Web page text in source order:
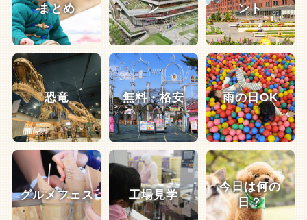
まとめ
ン
ント
恐竜 無料・格安 雨の日OK
グルメフェス 工場見学
今日は何の
日？